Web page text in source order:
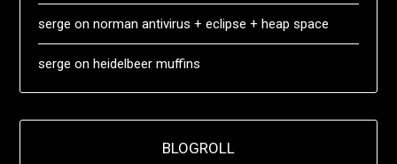
serge onnorman antivirus + eclipse + heap space
serge onheidelbeer muffins
BLOGROLL